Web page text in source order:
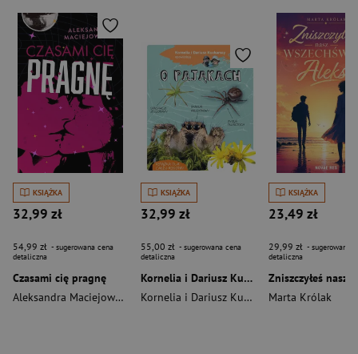
KSIĄŻKA
32,99 zł
54,99 zł - sugerowana cena
detaliczna
Czasami cię pragnę
Aleksandra Maciejowska
KSIĄŻKA
32,99 zł
55,00 zł - sugerowana cena
detaliczna
Kornelia i Dariusz Kucharscy opowiadają o pająkach
Kornelia i Dariusz Kucharscy
KSIĄŻKA
23,49 zł
29,99 zł - sugerowana
detaliczna
Marta Królak